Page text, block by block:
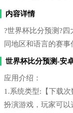
内容详情
?世界杯比分预测?四
同地区和语言的赛
世界杯比分预测-安
应用介绍：
1.系统类型:【下载
扮演游戏，玩家可